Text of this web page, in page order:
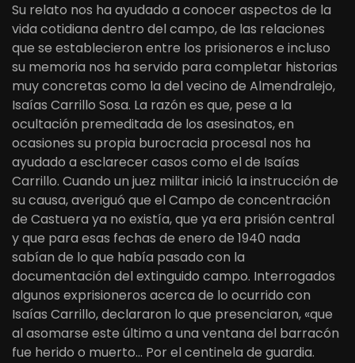
Su relato nos ha ayudado a conocer aspectos de la
vida cotidiana dentro del campo, de las relaciones
que se establecieron entre los prisioneros e incluso
su memoria nos ha servido para completar historias
muy concretas como la del vecino de Almendralejo,
Isaías Carrillo Sosa. La razón es que, pese a la
ocultación premeditada de los asesinatos, en
ocasiones su propia burocracia procesal nos ha
ayudado a esclarecer casos como el de Isaías
Carrillo. Cuando un juez militar inició la instrucción de
su causa, averiguó que el Campo de concentración
de Castuera ya no existía, que ya era prisión central
y que para esas fechas de enero de 1940 nada
sabían de lo que había pasado con la
documentación del extinguido campo. Interrogados
algunos exprisioneros acerca de lo ocurrido con
Isaías Carrillo, declararon lo que presenciaron, «que
al asomarse este último a una ventana del barracón
fue herido o muerto… Por el centinela de guardia.